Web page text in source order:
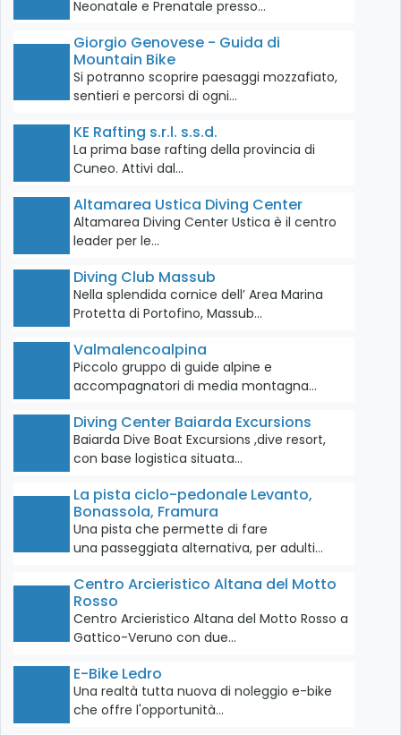
Neonatale e Prenatale presso…
Giorgio Genovese - Guida di
Mountain Bike
Si potranno scoprire paesaggi mozzafiato,
sentieri e percorsi di ogni…
KE Rafting s.r.l. s.s.d.
La prima base rafting della provincia di
Cuneo. Attivi dal…
Altamarea Ustica Diving Center
Altamarea Diving Center Ustica è il centro
leader per le…
Diving Club Massub
Nella splendida cornice dell’ Area Marina
Protetta di Portofino, Massub…
Valmalencoalpina
Piccolo gruppo di guide alpine e
accompagnatori di media montagna…
Diving Center Baiarda Excursions
Baiarda Dive Boat Excursions ,dive resort,
con base logistica situata…
La pista ciclo-pedonale Levanto,
Bonassola, Framura
Una pista che permette di fare
una passeggiata alternativa, per adulti…
Centro Arcieristico Altana del Motto
Rosso
Centro Arcieristico Altana del Motto Rosso a
Gattico-Veruno con due…
E-Bike Ledro
Una realtà tutta nuova di noleggio e-bike
che offre l'opportunità…